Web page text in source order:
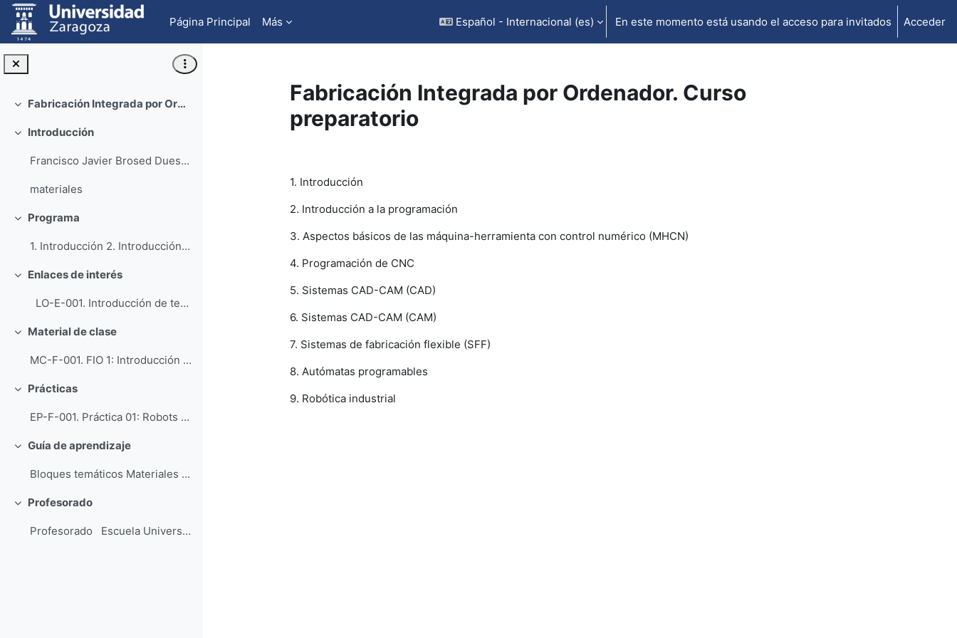
Salta al contenido principal
Página Principal
Más Español - Internacional ‎(es)‎ En este momento está usando el acceso para invitados Acceder
Colapsar Fabricación Integrada por Ordenador. Curso preparatorio
Colapsar
Introducción
Francisco Javier Brosed Dueso Carl...
materiales
Colapsar
Programa
1. Introducción 2. Introducción a la programaci...
Colapsar
Enlaces de interés
LO-E-001. Introducción de tecnologías de fabr...
Colapsar
Material de clase
MC-F-001. FIO 1: Introducción (PDF). MC-F-002...
Colapsar
Prácticas
EP-F-001. Práctica 01: Robots industriales (PD...
Colapsar
Guía de aprendizaje
Bloques temáticos Materiales de estudio Pr...
Colapsar
Profesorado
Profesorado Escuela Universi...
Fabricación Integrada por Ordenador. Curso
preparatorio
1. Introducción
2. Introducción a la programación
3. Aspectos básicos de las máquina-herramienta con control numérico (MHCN)
4. Programación de CNC
5. Sistemas CAD-CAM (CAD)
6. Sistemas CAD-CAM (CAM)
7. Sistemas de fabricación flexible (SFF)
8. Autómatas programables
9. Robótica industrial